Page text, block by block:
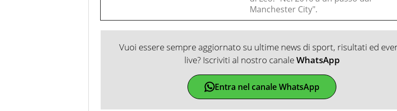
Manchester City".
Vuoi essere sempre aggiornato su ultime news di sport, risultati ed
live? Iscriviti al nostro canaleWhatsApp
Entra nel canale WhatsApp